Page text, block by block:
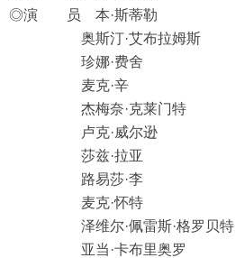
◎演 员 本·斯蒂勒
奥斯汀·艾布拉姆斯
珍娜·费舍
麦克·辛
杰梅奈·克莱门特
卢克·威尔逊
莎兹·拉亚
路易莎·李
麦克·怀特
泽维尔·佩雷斯·格罗贝特
亚当·卡布里奥罗